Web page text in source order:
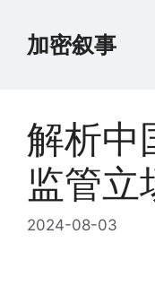
加密叙事
解析中
监管立
2024-08-03